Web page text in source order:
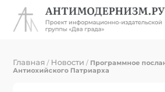
Главная / Новости / Программное
Антиохийского Патриарха